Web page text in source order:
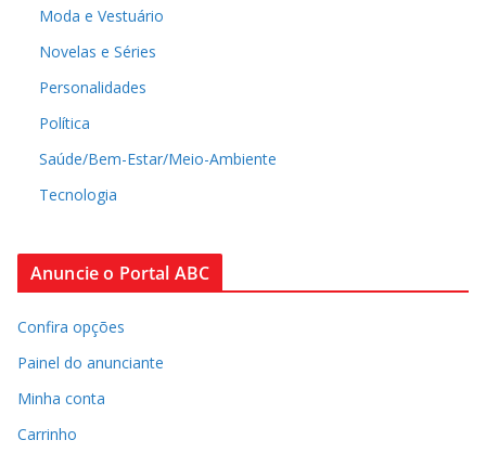
Moda e Vestuário
Novelas e Séries
Personalidades
Política
Saúde/Bem-Estar/Meio-Ambiente
Tecnologia
Anuncie o Portal ABC
Confira opções
Painel do anunciante
Minha conta
Carrinho